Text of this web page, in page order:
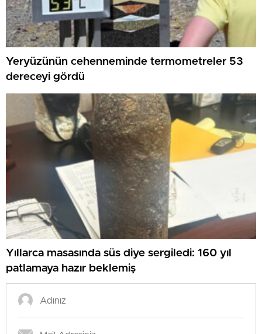
Yeryüzünün cehenneminde termometreler 53
dereceyi gördü
Yıllarca masasında süs diye sergiledi: 160 yıl
patlamaya hazır beklemiş